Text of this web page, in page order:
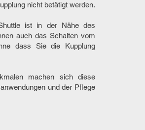
nicht betätigt werden.
ist in der Nähe des
auch das Schalten vom
dass Sie die Kupplung
machen sich diese
und der Pflege